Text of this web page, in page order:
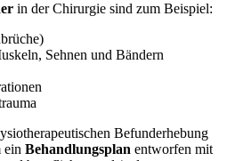
in der Chirurgie sind zum Beispiel:
Sehnen und Bändern
Befunderhebung
ein Behandlungsplan entworfen mit